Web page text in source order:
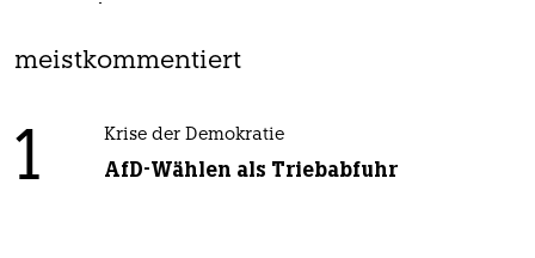
meistkommentiert
1 Krise der Demokratie
AfD-Wählen als Triebabfuhr